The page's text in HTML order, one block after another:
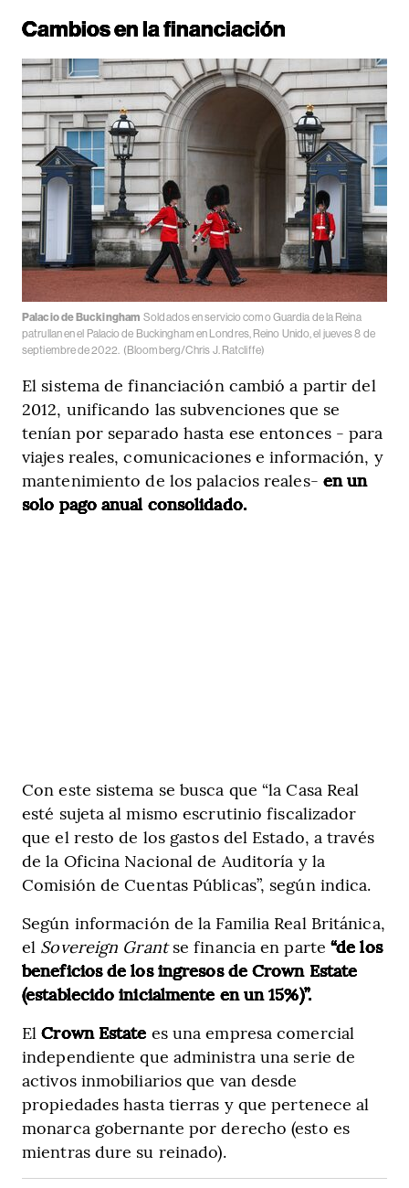
Cambios en la financiación
Palacio de Buckingham Soldados en servicio como Guardia de la Reina
patrullan en el Palacio de Buckingham en Londres, Reino Unido, el jueves 8 de
septiembre de 2022. (Bloomberg/Chris J. Ratcliffe)
El sistema de financiación cambió a partir del
2012, unificando las subvenciones que se
tenían por separado hasta ese entonces - para
viajes reales, comunicaciones e información, y
mantenimiento de los palacios reales- en un
solo pago anual consolidado.
Con este sistema se busca que “la Casa Real
esté sujeta al mismo escrutinio fiscalizador
que el resto de los gastos del Estado, a través
de la Oficina Nacional de Auditoría y la
Comisión de Cuentas Públicas”, según indica.
Según información de la Familia Real Británica,
el Sovereign Grantse financia en parte“de los
beneficios de los ingresos de Crown Estate
(establecido inicialmente en un 15%)”.
ElCrown Estate es una empresa comercial
independiente que administra una serie de
activos inmobiliarios que van desde
propiedades hasta tierras y que pertenece al
monarca gobernante por derecho (esto es
mientras dure su reinado).